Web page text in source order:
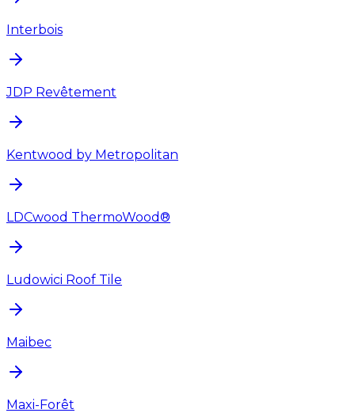
Interbois
JDP Revêtement
Kentwood by Metropolitan
LDCwood ThermoWood®
Ludowici Roof Tile
Maibec
Maxi-Forêt